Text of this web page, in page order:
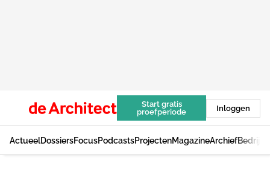
Start gratis
proefperiode
Inloggen
ActueelDossiersFocusPodcastsProjectenMagazineArchief